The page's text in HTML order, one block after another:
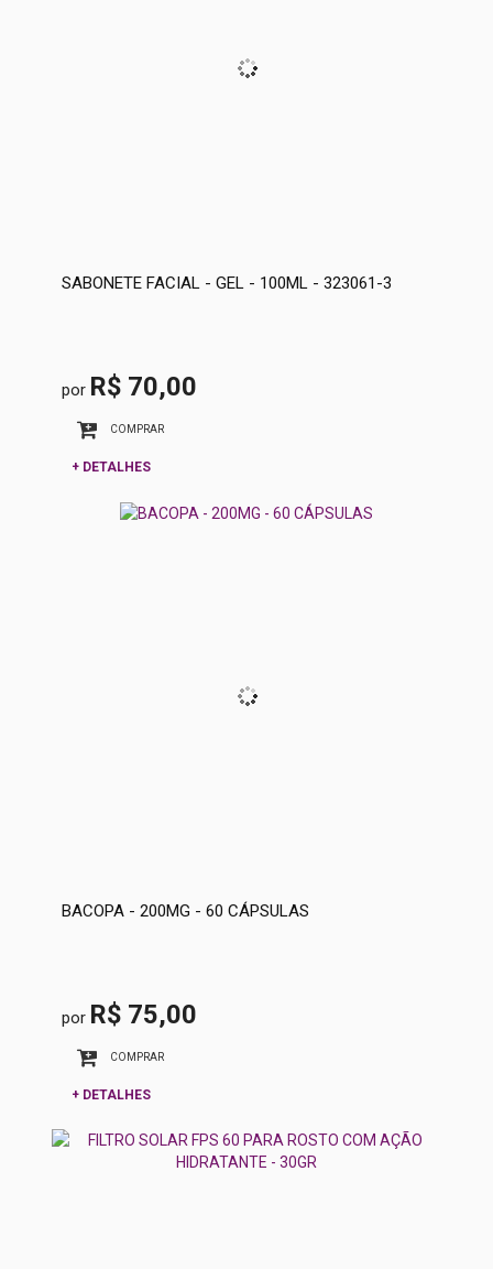
SABONETE FACIAL - GEL - 100ML - 323061-3
por R$ 70,00
COMPRAR
+ DETALHES
BACOPA - 200MG - 60 CÁPSULAS
por R$ 75,00
COMPRAR
+ DETALHES